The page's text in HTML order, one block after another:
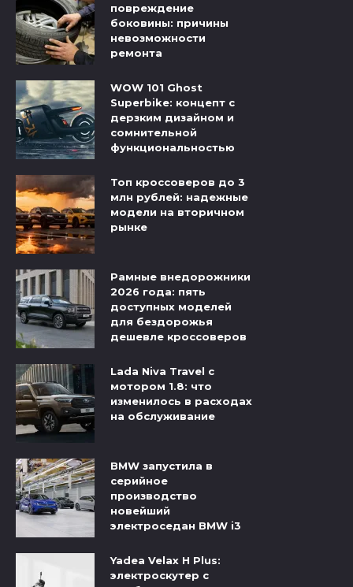
повреждение
боковины: причины
невозможности
ремонта
WOW 101 Ghost
Superbike: концепт с
дерзким дизайном и
сомнительной
функциональностью
Топ кроссоверов до 3
млн рублей: надежные
модели на вторичном
рынке
Рамные внедорожники
2026 года: пять
доступных моделей
для бездорожья
дешевле кроссоверов
Lada Niva Travel с
мотором 1.8: что
изменилось в расходах
на обслуживание
BMW запустила в
серийное
производство
новейший
электроседан BMW i3
Yadea Velax H Plus:
электроскутер с